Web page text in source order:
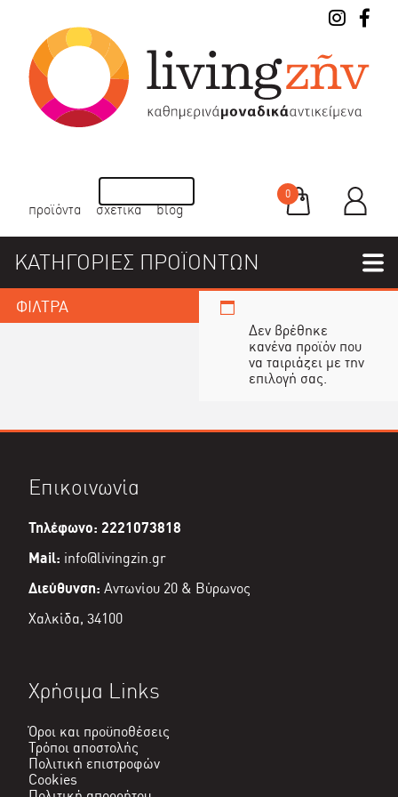
προϊόντα σχετικά blog
0
ΚΑΤΗΓΟΡΙΕΣ ΠΡΟΪΟΝΤΩΝ
ΦΙΛΤΡΑ
Δεν βρέθηκε
κανένα προϊόν που
να ταιριάζει με την
επιλογή σας.
Επικοινωνία
Τηλέφωνο: 2221073818
Mail: info@livingzin.gr
Διεύθυνση: Αντωνίου 20 & Βύρωνος
Χαλκίδα, 34100
Χρήσιμα Links
Όροι και προϋποθέσεις
Τρόποι αποστολής
Πολιτική επιστροφών
Cookies